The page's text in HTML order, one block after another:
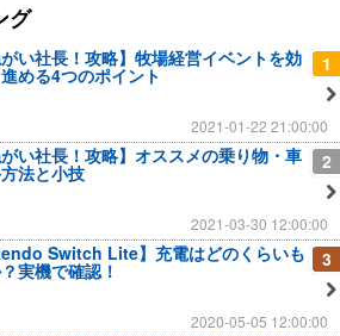
グ
1
がい社長！攻略】牧場経営イベントを効
める4つのポイント
2021-01-22 21:00:00
2
がい社長！攻略】オススメの乗り物・車
法と小技
2021-03-30 12:00:00
3
Switch Lite】充電はどのくらいも
実機で確認！
2020-05-05 12:00:00